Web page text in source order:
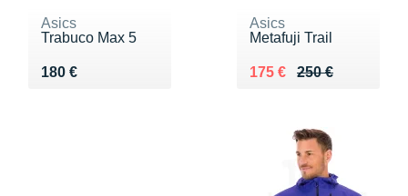
Asics
Trabuco Max 5
180 €
Vendu 180 €
Asics
Metafuji Trail
250 €
Au lieu de 250 €
175 €
Vendu 175 €